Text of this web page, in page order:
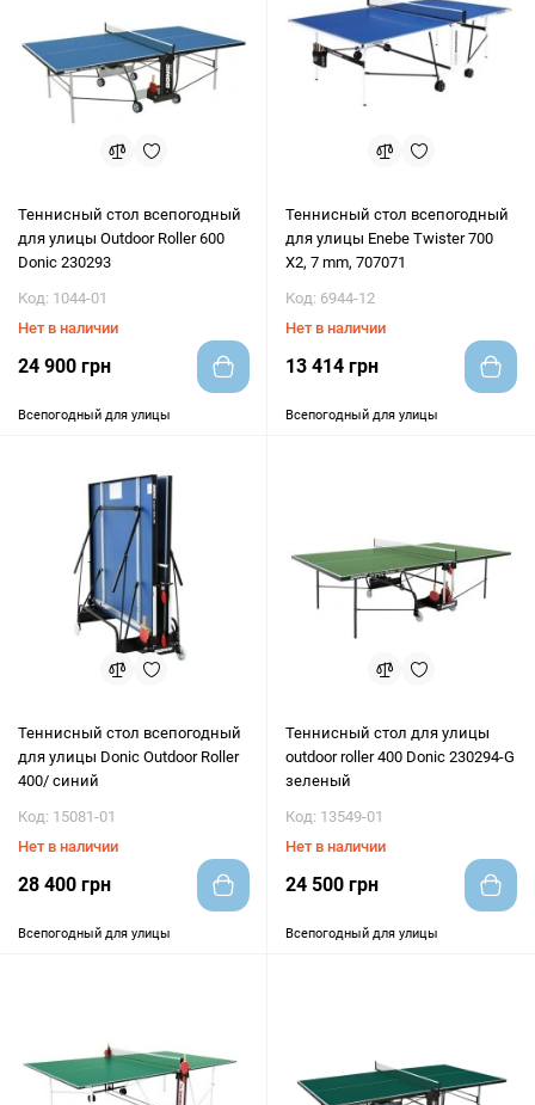
Теннисный стол всепогодный
для улицы Outdoor Roller 600
Donic 230293
Код: 1044-01
Нет в наличии
24 900 грн
Всепогодный для улицы
Теннисный стол всепогодный
для улицы Enebe Twister 700
X2, 7 mm, 707071
Код: 6944-12
Нет в наличии
13 414 грн
Всепогодный для улицы
Теннисный стол всепогодный
для улицы Donic Outdoor Roller
400/ синий
Код: 15081-01
Нет в наличии
28 400 грн
Всепогодный для улицы
Теннисный стол для улицы
outdoor roller 400 Donic 230294-G
зеленый
Код: 13549-01
Нет в наличии
24 500 грн
Всепогодный для улицы